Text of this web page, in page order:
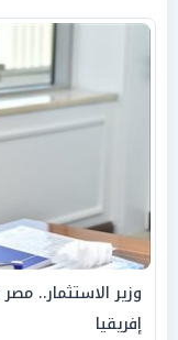
وزير الاستثمار..
إفريقيا